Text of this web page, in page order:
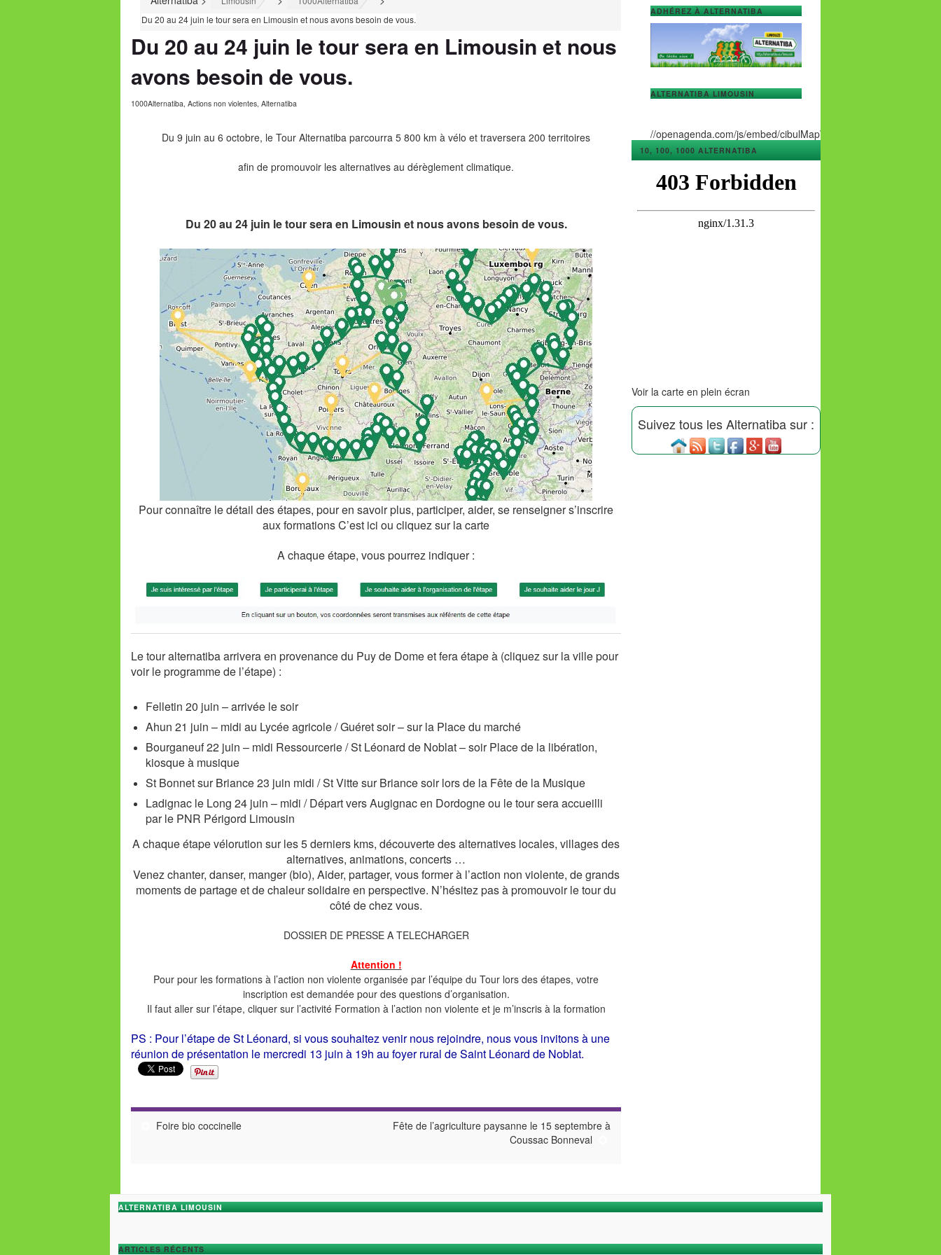
Du 20 au 24 juin le tour sera en Limousin et nous avons besoin de vous.
Du 20 au 24 juin le tour sera en Limousin et nous
avons besoin de vous.
1000Alternatiba, Actions non violentes, Alternatiba
Du 9 juin au 6 octobre, le Tour Alternatiba parcourra 5 800 km à vélo et traversera 200 territoires
afin de promouvoir les alternatives au dérèglement climatique.
Du 20 au 24 juin le tour sera en Limousin et nous avons besoin de vous.
Pour connaître le détail des étapes, pour en savoir plus, participer, aider, se renseigner s’inscrire
aux formationsC’est ici ou cliquez sur la carte
A chaque étape, vous pourrez indiquer :
Le tour alternatiba arrivera en provenance du Puy de Dome et fera étape à (cliquez sur la ville pour
voir le programme de l’étape) :
Felletin 20 juin – arrivée le soir
Ahun 21 juin – midi au Lycée agricole /Guéretsoir – sur la Place du marché
Bourganeuf22 juin – midi Ressourcerie/ St Léonard de Noblat– soir Place de la libération,
kiosque à musique
St Bonnet sur Briance23 juin midi /St Vitte sur Briancesoir lors de la Fête de la Musique
Ladignac le Long 24 juin – midi / Départ versAugignacen Dordogne ou le tour sera accueilli
par le PNR Périgord Limousin
A chaque étape vélorution sur les 5 derniers kms, découverte des alternatives locales, villages des
alternatives, animations, concerts …
Venez chanter, danser, manger (bio), Aider, partager, vous former à l’action non violente, de grands
moments de partage et de chaleur solidaire en perspective. N’hésitez pas à promouvoir le tour du
côté de chez vous.
DOSSIER DE PRESSE A TELECHARGER
Attention !
Pour pour les formations à l’action non violente organisée par l’équipe du Tour lors des étapes, votre
inscription est demandée pour des questions d’organisation.
Il faut aller sur l’étape, cliquer sur l’activité Formation à l’action non violente et je m’inscris à la formation
PS : Pour l’étape de St Léonard, si vous souhaitez venir nous rejoindre, nous vous invitons à une
réunion de présentation le mercredi 13 juin à 19h au foyer rural de Saint Léonard de Noblat.
Foire bio coccinelle
Fête de l’agriculture paysanne le 15 septembre à
Coussac Bonneval
ADHÉREZ À ALTERNATIBA
ALTERNATIBA LIMOUSIN
//openagenda.com/js/embed/cibulMapWidget.js
10, 100, 1000 ALTERNATIBA
Voir la carte en plein écran
Suivez tous les Alternatiba sur :
ALTERNATIBA LIMOUSIN
ARTICLES RÉCENTS